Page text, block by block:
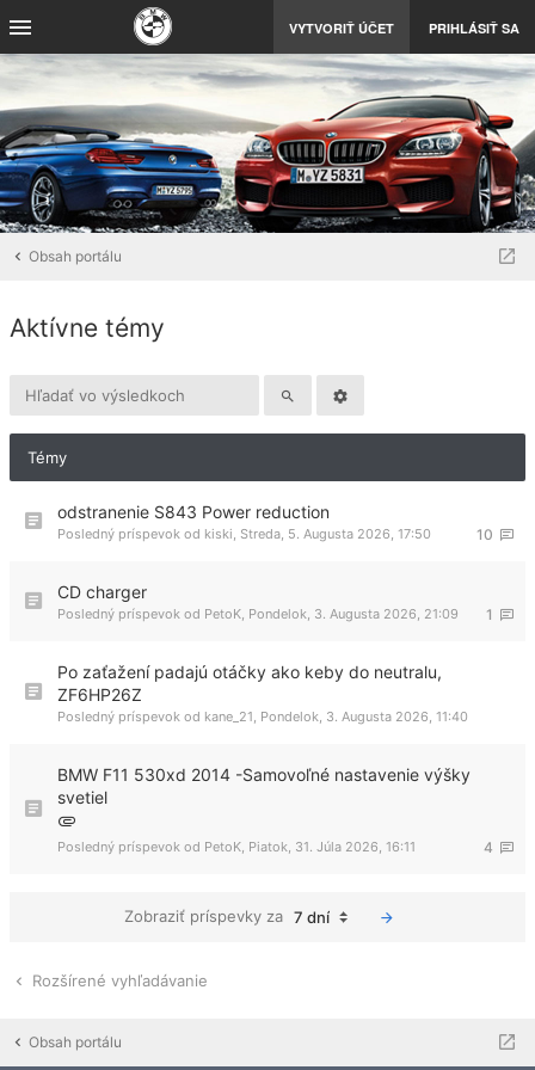
VYTVORIŤ ÚČET PRIHLÁSIŤ SA
Obsah portálu
Aktívne témy
Témy
odstranenie S843 Power reduction
10
Posledný príspevok od kiski, Streda, 5. Augusta 2026, 17:50
CD charger
1
Posledný príspevok od PetoK, Pondelok, 3. Augusta 2026, 21:09
Po zaťažení padajú otáčky ako keby do neutralu,
ZF6HP26Z
Posledný príspevok od kane_21, Pondelok, 3. Augusta 2026, 11:40
BMW F11 530xd 2014 -Samovoľné nastavenie výšky
svetiel
4
Posledný príspevok od PetoK, Piatok, 31. Júla 2026, 16:11
Zobraziť príspevky za 7 dní
Rozšírené vyhľadávanie
Obsah portálu